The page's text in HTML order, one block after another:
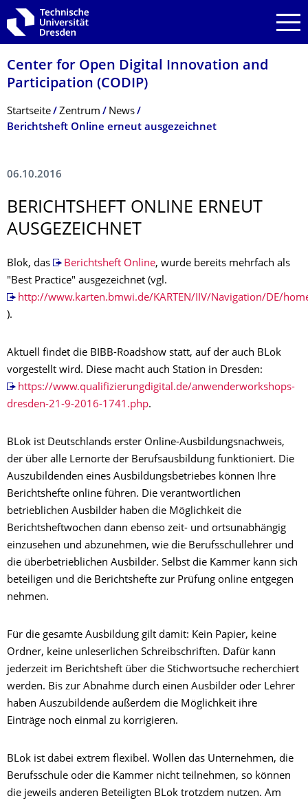
Zur Hauptnavigation springen
Zur Suche springen
Zum Inhalt springen
Center for Open Digital Innovation and
Participation (CODIP)
Breadcrumb-Menü
Startseite Zentrum
News
Berichtsheft Online erneut ausgezeichnet
06.10.2016
BERICHTSHEFT ONLINE ERNEUT
AUSGEZEICHNET
Blok, das Berichtsheft Online, wurde bereits mehrfach als
"Best Practice" ausgezeichnet (vgl.
http://www.karten.bmwi.de/KARTEN/IIV/Navigation/DE/
).
Aktuell findet die BIBB-Roadshow statt, auf der auch BLok
vorgestellt wird. Diese macht auch Station in Dresden:
https://www.qualifizierungdigital.de/anwenderworkshops-
dresden-21-9-2016-1741.php.
BLok ist Deutschlands erster Online-Ausbildungsnachweis,
der über alle Lernorte der Berufsausbildung funktioniert. Die
Auszubildenden eines Ausbildungsbetriebes können Ihre
Berichtshefte online führen. Die verantwortlichen
betrieblichen Ausbilder haben die Möglichkeit die
Berichtsheftwochen dann ebenso zeit- und ortsunabhängig
einzusehen und abzunehmen, wie die Berufsschullehrer und
die überbetrieblichen Ausbilder. Selbst die Kammer kann sich
beteiligen und die Berichtshefte zur Prüfung online entgegen
nehmen.
Für die gesamte Ausbildung gilt damit: Kein Papier, keine
Ordner, keine unleserlichen Schreibschriften. Dafür kann
jederzeit im Berichtsheft über die Stichwortsuche recherchiert
werden. Bis zur Abnahme durch einen Ausbilder oder Lehrer
haben Auszubildende außerdem die Möglichkeit ihre
Einträge noch einmal zu korrigieren.
BLok ist dabei extrem flexibel. Wollen das Unternehmen, die
Berufsschule oder die Kammer nicht teilnehmen, so können
die jeweils anderen Beteiligten BLok trotzdem nutzen. Am